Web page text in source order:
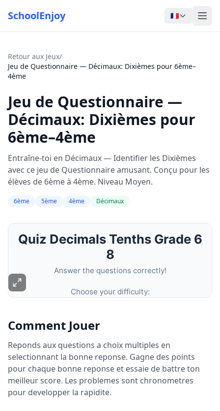
SchoolEnjoy 🇫🇷
Retour aux Jeux/
Jeu de Questionnaire — Décimaux: Dixièmes pour 6ème–
4ème
Jeu de Questionnaire —
Décimaux: Dixièmes pour
6ème–4ème
Entraîne-toi en Décimaux — Identifier les Dixièmes
avec ce jeu de Questionnaire amusant. Conçu pour les
élèves de 6ème à 4ème. Niveau Moyen.
6ème 5ème 4ème Décimaux
Comment Jouer
Reponds aux questions a choix multiples en
selectionnant la bonne reponse. Gagne des points
pour chaque bonne reponse et essaie de battre ton
meilleur score. Les problemes sont chronometres
pour developper la rapidite.